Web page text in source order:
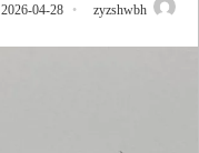
zyzshwbh
2026-04-28